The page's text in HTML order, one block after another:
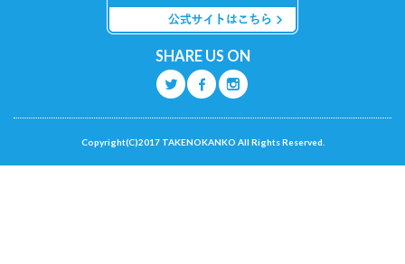
SHARE US ON
Q O P
Copyright(C)2017 TAKENOKANKO All Rights Reserved.